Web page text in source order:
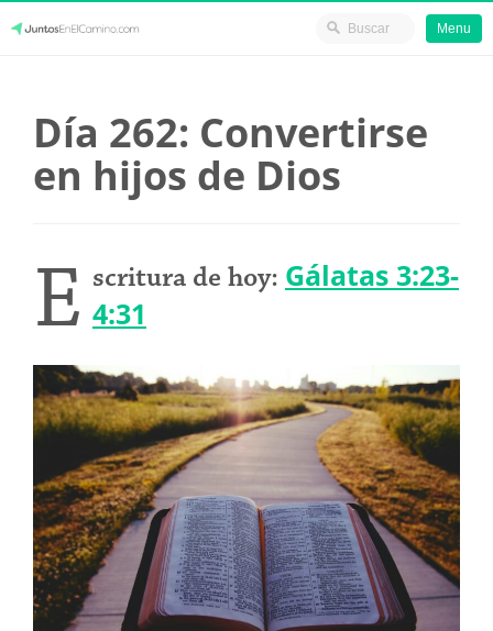
content
Menu
Día 262: Convertirse
en hijos de Dios
E scritura de hoy: Gálatas 3:23-
4:31